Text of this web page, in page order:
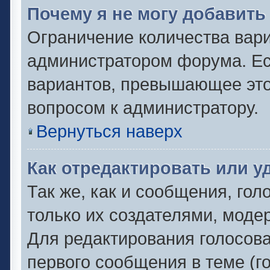
Почему я не могу
Ограничение количества
администратором форума.
вариантов, превышающее
вопросом к администратору.
Вернуться наверх
Как отредактировать или
Так же, как и сообщения,
только их создателями,
Для редактирования
первого сообщения в теме